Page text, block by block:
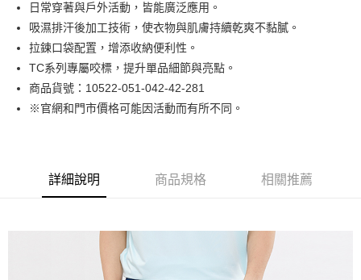
Google Pay
貨到付款
運送方式
付款後7-11取貨
日常穿著與戶外活動，皆能廣泛應用。
吸濕排汗後加工技術，使衣物與肌膚持續乾爽不黏膩。
拉鍊口袋配置，增添收納便利性。
TC系列專屬咬標，提升單品細節與亮點。
商品貨號：10522-051-042-42-281
※官網和門市價格可能因活動而有所不同。
詳細說明 商品規格 相關推薦